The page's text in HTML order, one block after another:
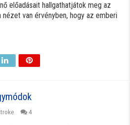
előadásait hallgathatjátok meg az
nézet van érvényben, hogy az emberi
4